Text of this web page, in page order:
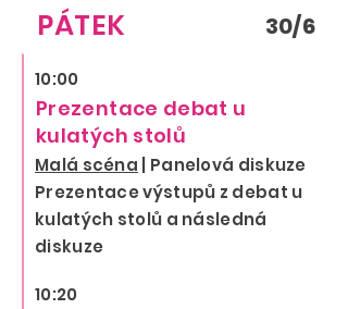
PÁTEK 30/6
10:00
Prezentace debat u
kulatých stolů
Malá scéna | Panelová diskuze
Prezentace výstupů z debat u
kulatých stolů a následná
diskuze
10:20